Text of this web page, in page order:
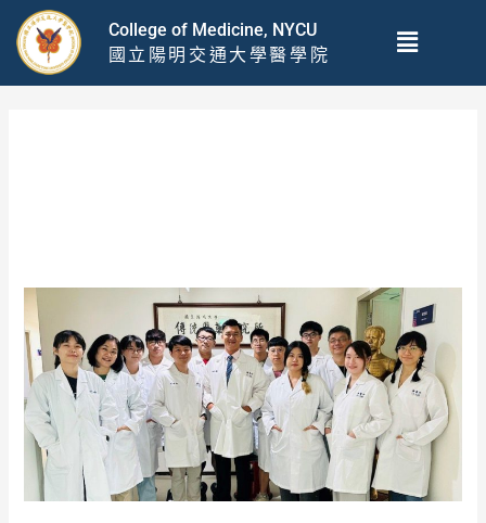
College of Medicine, NYCU
國立陽明交通大學醫學院
Menu
Innovation
and
Breakthroughs:
Lin
Tung-
Yi’s
Pioneering
Research